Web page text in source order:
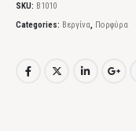
SKU: Β1010
Categories: Βεργίνα, Πορφύρα